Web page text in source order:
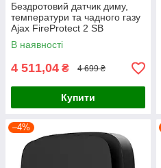
Бездротовий датчик диму,
температури та чадного газу
Ajax FireProtect 2 SB
(Heat/Smoke/CO) (8EU) White
В наявності
4 511,04 ₴ 4 699 ₴
Купити
–4%